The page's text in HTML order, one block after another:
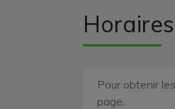
Pour obtenir
page.